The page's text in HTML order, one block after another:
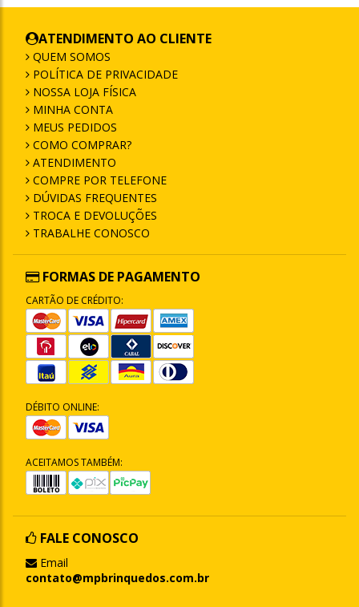
ATENDIMENTO AO CLIENTE
QUEM SOMOS
POLÍTICA DE PRIVACIDADE
NOSSA LOJA FÍSICA
MINHA CONTA
MEUS PEDIDOS
COMO COMPRAR?
ATENDIMENTO
COMPRE POR TELEFONE
DÚVIDAS FREQUENTES
TROCA E DEVOLUÇÕES
TRABALHE CONOSCO
FORMAS DE PAGAMENTO
CARTÃO DE CRÉDITO:
DÉBITO ONLINE:
ACEITAMOS TAMBÉM:
FALE CONOSCO
Email
contato@mpbrinquedos.com.br